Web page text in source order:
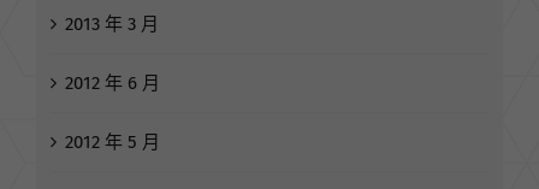
2013 年 3 月
2012 年 6 月
2012 年 5 月